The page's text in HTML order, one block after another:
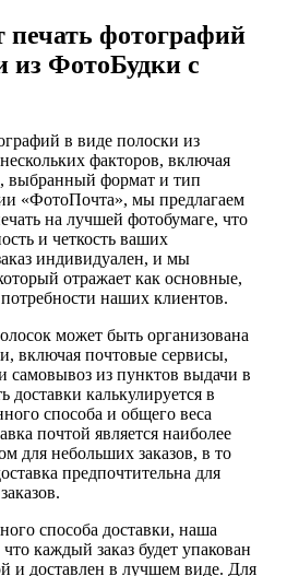
печать фотографий
из ФотоБудки с
в виде полоски из
факторов, включая
выбранный формат и тип
«ФотоПочта», мы предлагаем
на лучшей фотобумаге, что
и четкость ваших
индивидуален, и мы
отражает как основные,
наших клиентов.
может быть организована
включая почтовые сервисы,
самовывоз из пунктов выдачи в
доставки калькулируется в
способа и общего веса
почтой является наиболее
для небольших заказов, в то
предпочтительна для
способа доставки, наша
каждый заказ будет упакован
и доставлен в лучшем виде. Для